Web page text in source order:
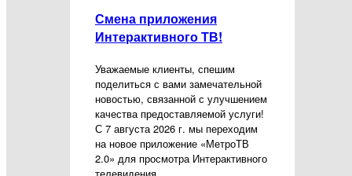
Смена приложения
Интерактивного ТВ!
Уважаемые клиенты, спешим
поделиться с вами замечательной
новостью, связанной с улучшением
качества предоставляемой услуги!
С 7 августа 2026 г. мы переходим
на новое приложение «МетроТВ
2.0» для просмотра Интерактивного